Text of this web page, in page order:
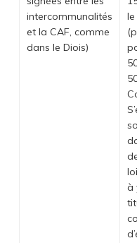
intercommunalités
et la CAF, comme
dans le Diois)
à